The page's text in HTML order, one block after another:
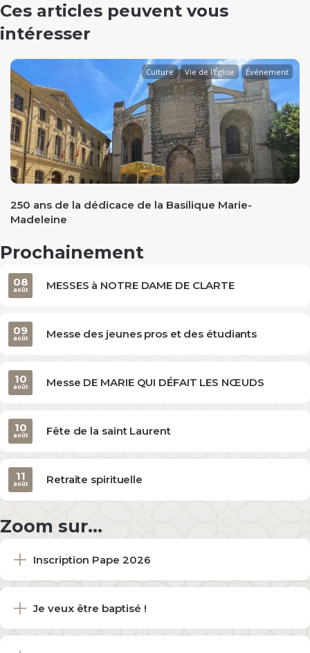
Ces articles peuvent vous
intéresser
Culture Vie de l'Église Événement
250 ans de la dédicace de la Basilique Marie-
Madeleine
Prochainement
MESSES à NOTRE DAME DE CLARTE
08
août
Messe des jeunes pros et des étudiants
09
août
Messe DE MARIE QUI DÉFAIT LES NŒUDS
10
août
Fête de la saint Laurent
10
août
Retraite spirituelle
11
août
Zoom sur...
Inscription Pape 2026
Je veux être baptisé !